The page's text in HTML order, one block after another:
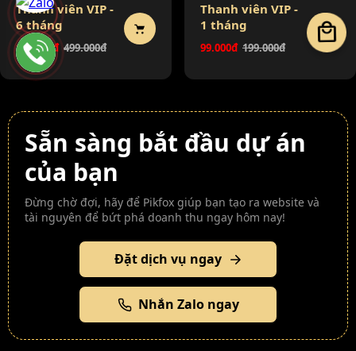
Thanh viên VIP -
6 tháng
199.000đ 499.000đ
Thanh viên VIP -
1 tháng
99.000đ 199.000đ
Sẵn sàng bắt đầu dự án
của bạn
Đừng chờ đợi, hãy để Pikfox giúp bạn tạo ra website và
tài nguyên để bứt phá doanh thu ngay hôm nay!
Đặt dịch vụ ngay
Nhắn Zalo ngay
local_mall